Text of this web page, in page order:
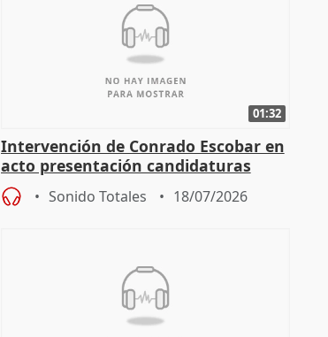
01:32
Intervención de Conrado Escobar en
acto presentación candidaturas
alcaldes PP para 2027
Sonido Totales 18/07/2026